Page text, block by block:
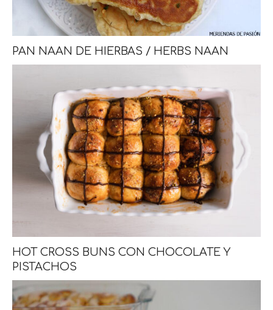
PAN NAAN DE HIERBAS / HERBS NAAN
HOT CROSS BUNS CON CHOCOLATE Y
PISTACHOS